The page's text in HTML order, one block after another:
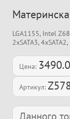
LGA1155, Intel
2xSATA3,
Цена:
Артикул:
Данного